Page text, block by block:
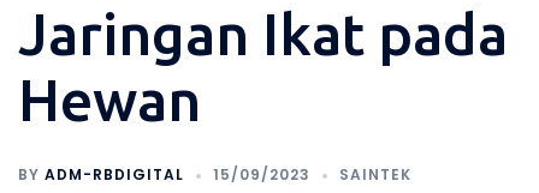
Jaringan Ikat pada
Hewan
BY ADM-RBDIGITAL 15/09/2023 SAINTEK